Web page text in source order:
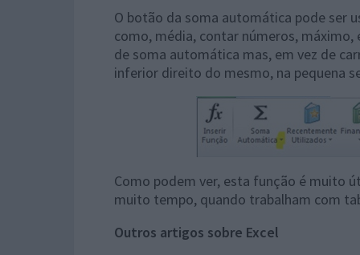
O botão da soma automática pode ser
como, média, contar números,
de soma automática mas, em vez de
inferior direito do mesmo, na pequena
Como podem ver, esta função é muito
muito tempo, quando trabalham com
Outros artigos sobre Excel